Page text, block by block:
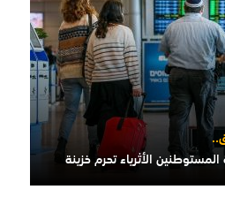
الأثرياء تحرم خزينة